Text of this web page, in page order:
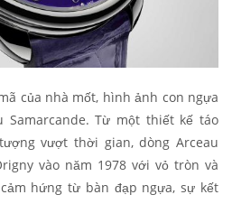
của nhà mốt, hình ảnh con ngựa
Samarcande. Từ một thiết kế táo
vượt thời gian, dòng Arceau
vào năm 1978 với vỏ tròn và
hứng từ bàn đạp ngựa, sự kết